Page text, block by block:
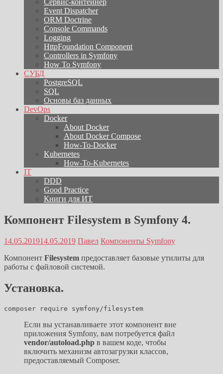
Сервис-контейнер
Event Dispatcher
ORM Doctrine
Console Commands
Logging
HttpFoundation Component
Controllers in Symfony
How To Symfony
СУБД
PostgreSQL
SQL
Основы баз данных
DevOps
Docker
About Docker
About Docker Compose
How-To-Docker
Kubernetes
How-To-Kubernetes
IT
DDD
Good Practice
Книги для ИТ
Компонент Filesystem в Symfony 4.
14.05.201914.05.2019 Павел Компоненты Symfony
Компонент Filesystem предоставляет базовые утилиты для
работы с файловой системой.
Установка.
Если вы устанавливаете этот компонент вне
приложения Symfony, вам потребуется файл
vendor/autoload.php в вашем коде, чтобы
включить механизм автозагрузки классов,
предоставляемый Composer.